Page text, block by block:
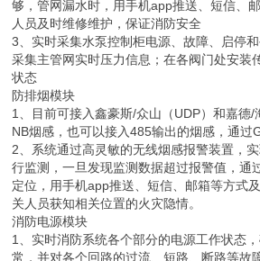
够，管网漏水时，用手机app推送、短信、
人员及时维修维护，保证消防安全
3、实时采集水泵控制柜电源、故障、启停
采集主管网实时压力信息；在各阀门处安装
状态
防排烟模块
1、目前可接入鑫豪斯/众山（UDP）和嘉德/
NB烟感，也可以接入485输出的烟感，通过
2、系统通过高灵敏的无线烟感报警装置，
行监测，一旦发现监测数据超过报警值，通
定位，用手机app推送、短信、邮箱等方式
关人员获知相关位置的火灾隐情。
消防电源模块
1、实时消防系统各个部分的电源工作状态
常，并对各个回路的过流、短路、断路等故